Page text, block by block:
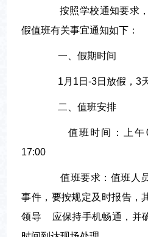
按照学校通知要求，
假值班有关事宜通知如下：
一、假期时间
1月1日-3日放假，3天
二、值班安排
值班时间：上午
17:00
值班要求：值班人员
事件，要按规定及时报告，
领导 应保持手机畅通，并